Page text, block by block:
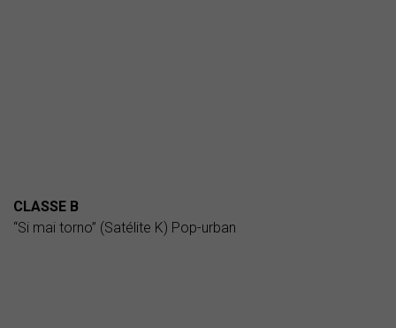
CLASSE B
“Si mai torno” (Satélite K) Pop-urban